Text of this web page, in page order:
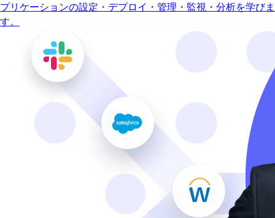
プリケーションの設定・デプロイ・管理・監視・分析を学びま
す。